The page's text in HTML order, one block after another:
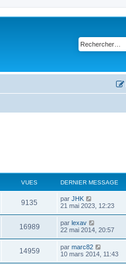
VUES DERNIER MESSAGE
9135 par JHK
21 mai 2023, 12:23
16989 par lexav
22 mai 2014, 20:57
14959 par marc82
10 mars 2014, 11:43